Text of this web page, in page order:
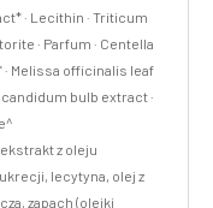
· Lecithin · Triticum
· Parfum · Centella
Melissa officinalis leaf
bulb extract ·
z oleju
lecytyna, olej z
zapach (olejki